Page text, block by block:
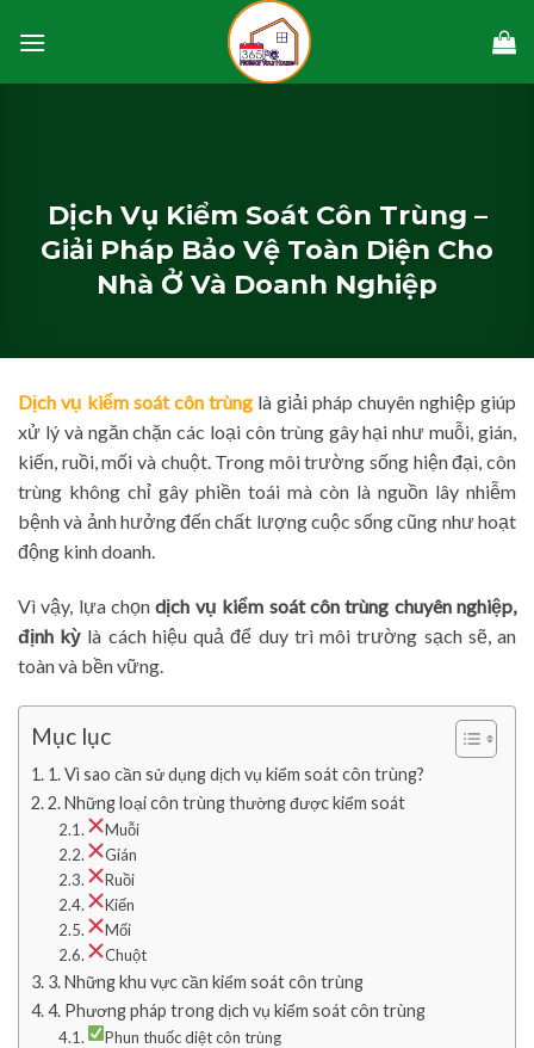
Dịch Vụ Kiểm Soát Côn Trùng –
Giải Pháp Bảo Vệ Toàn Diện Cho
Nhà Ở Và Doanh Nghiệp
Dịch vụ kiểm soát côn trùng là giải pháp chuyên nghiệp giúp
xử lý và ngăn chặn các loại côn trùng gây hại như muỗi, gián,
kiến, ruồi, mối và chuột. Trong môi trường sống hiện đại, côn
trùng không chỉ gây phiền toái mà còn là nguồn lây nhiễm
bệnh và ảnh hưởng đến chất lượng cuộc sống cũng như hoạt
động kinh doanh.
Vì vậy, lựa chọndịch vụ kiểm soát côn trùng chuyên nghiệp,
định kỳ là cách hiệu quả để duy trì môi trường sạch sẽ, an
toàn và bền vững.
Mục lục
1. Vì sao cần sử dụng dịch vụ kiểm soát côn trùng?
2. Những loại côn trùng thường được kiểm soát
Muỗi
Gián
Ruồi
Kiến
Mối
Chuột
3. Những khu vực cần kiểm soát côn trùng
4. Phương pháp trong dịch vụ kiểm soát côn trùng
Phun thuốc diệt côn trùng